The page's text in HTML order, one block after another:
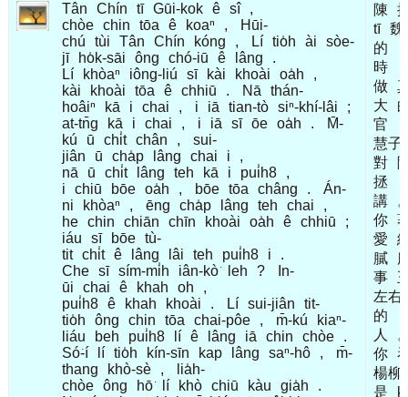
Tân Chín tī Gūi-kok ê sî
,
chòe chin tōa ê koaⁿ ,
Hūi-
chú
tùi Tân Chín kóng , Lí tio̍h ài
sòe-
jī
ho̍k-sāi ông chó-iū ê lâng
.
Lí
khòaⁿ iông-liú sī kài khoài oa̍h
,
kài
khoài tōa ê chhiū . Nā
thán-
hoâiⁿ
kā i chai , i iā tian-tò siⁿ-khí-lâi
;
at-tn̄g
kā i chai , i iā sī ōe oa̍h .
M̄-
kú
ū chi̍t chân ,
sui-
jiân
ū cha̍p lâng chai i
,
nā
ū chi̍t lâng teh kā i pui̍h8
,
i
chiū bōe oa̍h , bōe tōa châng .
Án-
ni
khòaⁿ , ēng cha̍p lâng teh chai
,
he chin chiān chīn khoài oa̍h ê chhiū
;
iáu
sī bōe tù-
tit chi̍t ê lâng lâi teh pui̍h8 i
.
Che sī sím-mi̍h iân-kò͘ leh ?
In-
ūi
chai ê khah oh
,
pui̍h8 ê khah khoài . Lí sui-jiân
tit-
tio̍h
ông chin tōa chai-pôe , m̄-kú
kiaⁿ-
liáu
beh pui̍h8 lí ê lâng iā chin chòe
.
Só͘-í
lí tio̍h kín-sīn kap lâng saⁿ-hô ,
m̄-
thang
khò-sè ,
lia̍h-
chòe ông hō͘ lí khò chiū kàu gia̍h
.
陳
tī 魏
的
時
做
大
官
慧子
對
拯
講
你
愛
膩
事
左右
的
人
你
楊柳
是